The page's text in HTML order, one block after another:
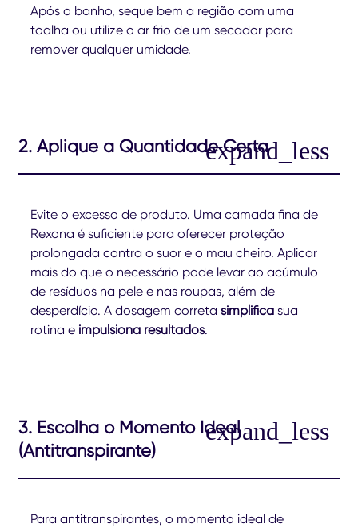
Após o banho, seque bem a região com uma
toalha ou utilize o ar frio de um secador para
remover qualquer umidade.
2. Aplique a Quantidade Certa
Evite o excesso de produto. Uma camada fina de
Rexona é suficiente para oferecer proteção
prolongada contra o suor e o mau cheiro. Aplicar
mais do que o necessário pode levar ao acúmulo
de resíduos na pele e nas roupas, além de
desperdício. A dosagem correta simplifica sua
rotina e impulsiona resultados.
3. Escolha o Momento Ideal
(Antitranspirante)
Para antitranspirantes, o momento ideal de